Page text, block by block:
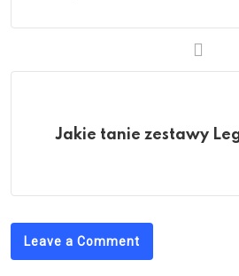
Jakie tanie zestawy
Leave a Comment